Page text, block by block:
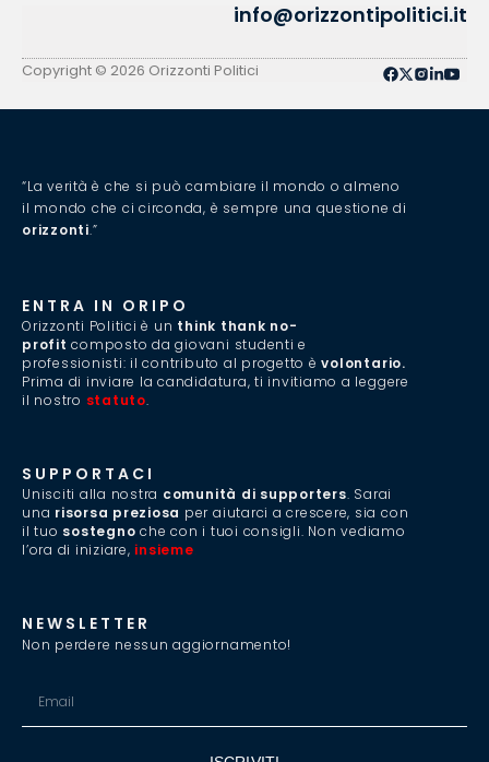
info@orizzontipolitici.it
Copyright © 2026 Orizzonti Politici
“La verità è che si può cambiare il mondo o almeno
il mondo che ci circonda, è sempre una questione di
orizzonti.”
ENTRA IN ORIPO
Orizzonti Politici è un think thank no-
profit composto da giovani studenti e
professionisti: il contributo al progetto èvolontario.
Prima di inviare la candidatura, ti invitiamo a leggere
il nostro statuto.
SUPPORTACI
Unisciti alla nostra comunità di supporters. Sarai
una risorsa preziosa per aiutarci a crescere, sia con
il tuo sostegno che con i tuoi consigli. Non vediamo
l’ora di iniziare, insieme
NEWSLETTER
Non perdere nessun aggiornamento!